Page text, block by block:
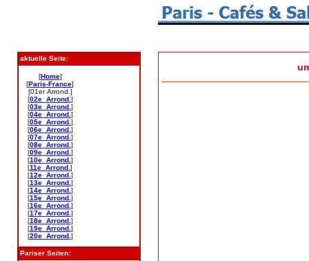
aktuelle Seite:
[Home]
[Paris-France]
[01er Arrond.]
[02e Arrond. ]
[03e Arrond. ]
[04e Arrond. ]
[05e Arrond. ]
[06e Arrond. ]
[07e Arrond. ]
[08e Arrond. ]
[09e Arrond. ]
[10e Arrond. ]
[11e Arrond. ]
[12e Arrond. ]
[13e Arrond. ]
[14e Arrond. ]
[15e Arrond. ]
[16e Arrond. ]
[17e Arrond. ]
[18e Arrond. ]
[19e Arrond. ]
[20e Arrond. ]
Pariser Seiten: